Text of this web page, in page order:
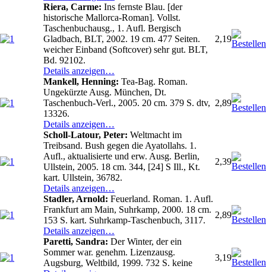
Riera, Carme: Ins fernste Blau. [der
historische Mallorca-Roman]. Vollst.
Taschenbuchausg., 1. Aufl. Bergisch
Gladbach, BLT, 2002. 19 cm. 477 Seiten.
weicher Einband (Softcover) sehr gut. BLT,
Bd. 92102.
Details anzeigen…
2,19
Mankell, Henning: Tea-Bag. Roman.
Ungekürzte Ausg. München, Dt.
Taschenbuch-Verl., 2005. 20 cm. 379 S. dtv,
13326.
Details anzeigen…
2,89
Scholl-Latour, Peter: Weltmacht im
Treibsand. Bush gegen die Ayatollahs. 1.
Aufl., aktualisierte und erw. Ausg. Berlin,
Ullstein, 2005. 18 cm. 344, [24] S Ill., Kt.
kart. Ullstein, 36782.
Details anzeigen…
2,39
Stadler, Arnold: Feuerland. Roman. 1. Aufl.
Frankfurt am Main, Suhrkamp, 2000. 18 cm.
153 S. kart. Suhrkamp-Taschenbuch, 3117.
Details anzeigen…
2,89
Paretti, Sandra: Der Winter, der ein
Sommer war. genehm. Lizenzausg.
Augsburg, Weltbild, 1999. 732 S. keine
3,19